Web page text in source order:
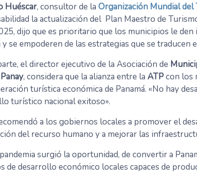
Huéscar, consultor de la Organización Mundial del
la actualización del Plan Maestro de
dijo que es prioritario que los municipios le den
se empoderen de las estrategias que se traducen
el director ejecutivo de la Asociación de
, considera que la alianza entre la ATPcon los
turística económica de Panamá. «No hay
turístico nacional exitoso».
a los gobiernos locales a promover el
del recurso humano y a mejorar las
surgió la oportunidad, de convertir a
de desarrollo económico locales capaces de